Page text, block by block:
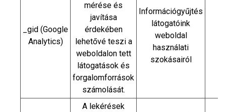
_gid (Google
Analytics)
mérése és
javítása
érdekében
lehetővé teszi a
weboldalon tett
látogatások és
forgalomforrások
számolását.
Információgyűjtés
látogatóink
weboldal
használati
szokásairól
A lekérések